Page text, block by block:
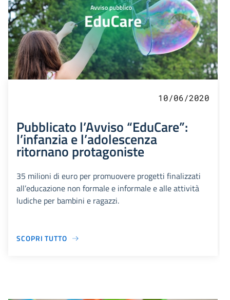
10/06/2020
Pubblicato l’Avviso “EduCare”:
l’infanzia e l’adolescenza
ritornano protagoniste
35 milioni di euro per promuovere progetti finalizzati
all’educazione non formale e informale e alle attività
ludiche per bambini e ragazzi.
SCOPRI TUTTO